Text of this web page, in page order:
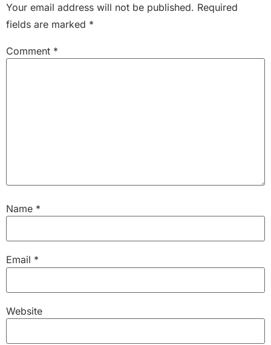
Your email address will not be published. Required
fields are marked *
Comment *
Name *
Email *
Website